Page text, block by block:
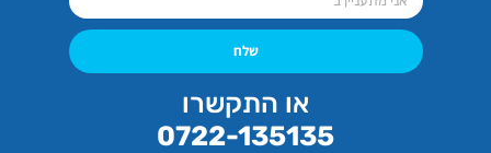
שלח
או התקשרו
0722-135135